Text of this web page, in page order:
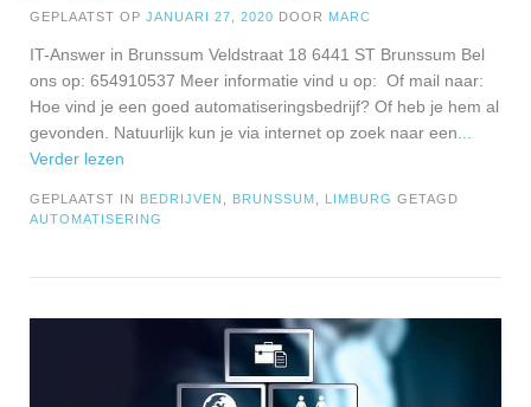
GEPLAATST OP JANUARI 27, 2020 DOOR MARC
IT-Answer in Brunssum Veldstraat 18 6441 ST Brunssum Bel
ons op: 654910537 Meer informatie vind u op: Of mail naar:
Hoe vind je een goed automatiseringsbedrijf? Of heb je hem al
gevonden. Natuurlijk kun je via internet op zoek naar een...
Verder lezen
GEPLAATST IN BEDRIJVEN BRUNSSUM LIMBURG GETAGD
AUTOMATISERING